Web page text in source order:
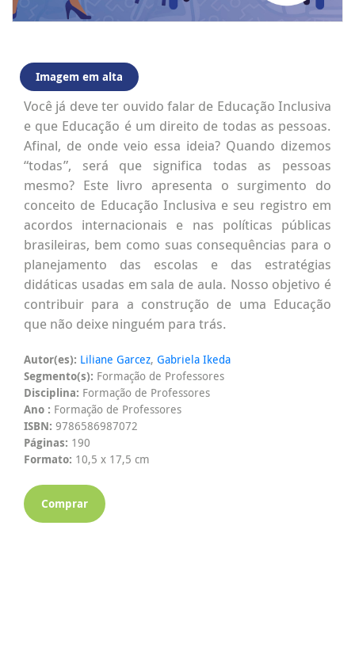
Imagem em alta
Você já deve ter ouvido falar de Educação Inclusiva
e que Educação é um direito de todas as pessoas.
Afinal, de onde veio essa ideia? Quando dizemos
“todas”, será que significa todas as pessoas
mesmo? Este livro apresenta o surgimento do
conceito de Educação Inclusiva e seu registro em
acordos internacionais e nas políticas públicas
brasileiras, bem como suas consequências para o
planejamento das escolas e das estratégias
didáticas usadas em sala de aula. Nosso objetivo é
contribuir para a construção de uma Educação
que não deixe ninguém para trás.
Autor(es): Liliane Garcez, Gabriela Ikeda
Segmento(s): Formação de Professores
Disciplina: Formação de Professores
Ano : Formação de Professores
ISBN: 9786586987072
Páginas: 190
Formato: 10,5 x 17,5 cm
Comprar